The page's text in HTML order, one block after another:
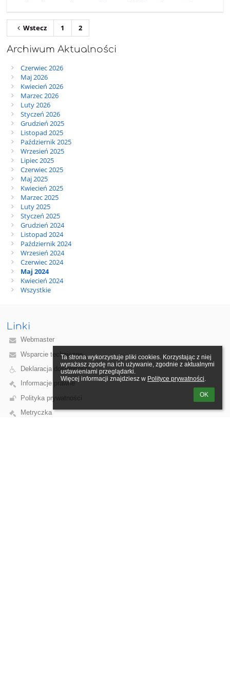
Ta strona wykorzystuje pliki cookies. Korzystając z niej
wyrażasz zgodę na ich używanie, zgodnie z aktualnymi
ustawieniami przeglądarki.
Więcej informacji znajdziesz w Polityce prywatności.
OK
Wstecz 1 2
Archiwum Aktualności
Czerwiec 2026
Maj 2026
Kwiecień 2026
Marzec 2026
Luty 2026
Styczeń 2026
Grudzień 2025
Listopad 2025
Październik 2025
Wrzesień 2025
Lipiec 2025
Czerwiec 2025
Maj 2025
Kwiecień 2025
Marzec 2025
Luty 2025
Styczeń 2025
Grudzień 2024
Listopad 2024
Październik 2024
Wrzesień 2024
Czerwiec 2024
Maj 2024
Kwiecień 2024
Wszystkie
Linki
Webmaster
Wsparcie techniczne
Deklaracja dostępności
Informacje prawne
Polityka prywatności
Metryczka